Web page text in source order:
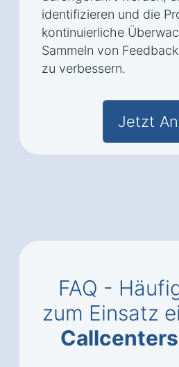
identifizieren und die
kontinuierliche
Sammeln von
zu verbessern.
Jetzt
FAQ -
zum Einsatz